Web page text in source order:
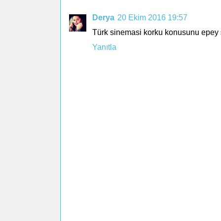
Derya 20 Ekim 2016 19:57
Türk sinemasi korku konusunu epey
Yanıtla